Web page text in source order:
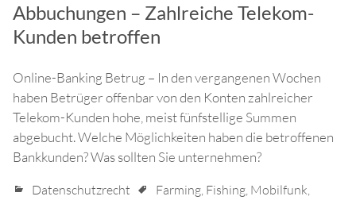
Abbuchungen – Zahlreiche Telekom-
Kunden betroffen
Online-Banking Betrug – In den vergangenen Wochen
haben Betrüger offenbar von den Konten zahlreicher
Telekom-Kunden hohe, meist fünfstellige Summen
abgebucht. Welche Möglichkeiten haben die betroffenen
Bankkunden? Was sollten Sie unternehmen?
Datenschutzrecht Farming, Fishing, Mobilfunk,